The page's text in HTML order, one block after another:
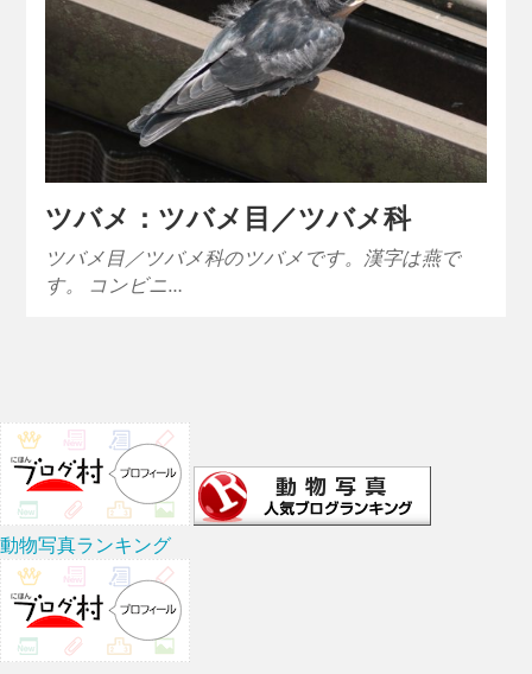
ツバメ：ツバメ目／ツバメ科
ツバメ目／ツバメ科のツバメです。漢字は燕で
す。 コンビニ…
動物写真ランキング